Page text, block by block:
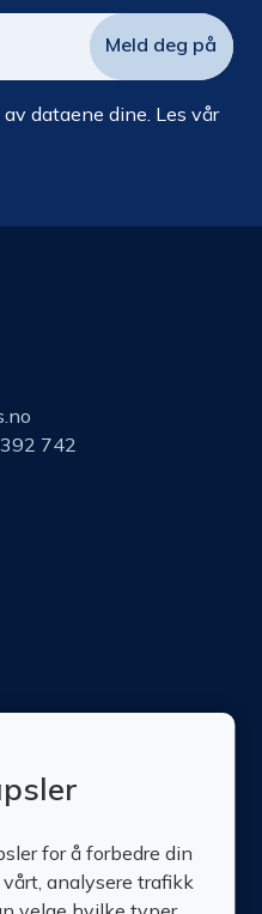
dataene dine. Les vår
742
for å forbedre din
analysere trafikk